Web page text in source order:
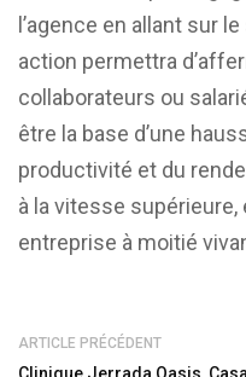
l’agence en allant sur
action permettra
collaborateurs ou
être la base d’une
productivité et du
à la vitesse
entreprise à moitié
ARTICLE PRÉCÉDENT
Clinique Jerrada Oasis,